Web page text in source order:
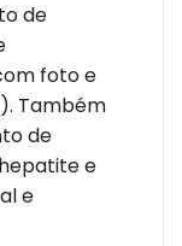
de
foto e
Também
de
e
e